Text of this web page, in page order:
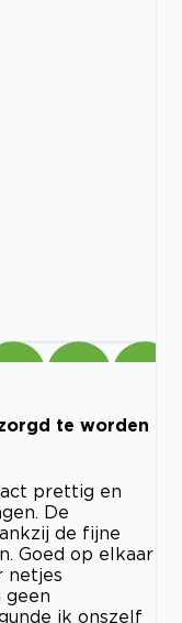
te worden
prettig en
De
de fijne
Goed op elkaar
netjes
geen
ik onszelf